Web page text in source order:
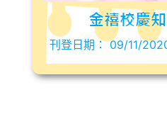
金禧校慶
刊登日期： 09/11/